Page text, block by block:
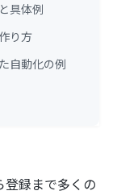
具体例
り方
自動化の例
録まで多くの